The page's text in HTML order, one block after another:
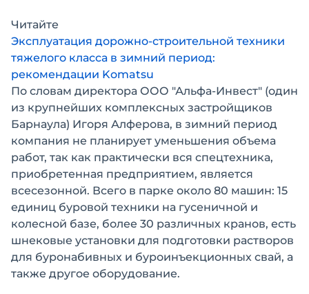
Читайте
Эксплуатация дорожно-строительной техники
тяжелого класса в зимний период:
рекомендации Komatsu
По словам директора ООО "Альфа-Инвест" (один
из крупнейших комплексных застройщиков
Барнаула) Игоря Алферова, в зимний период
компания не планирует уменьшения объема
работ, так как практически вся спецтехника,
приобретенная предприятием, является
всесезонной. Всего в парке около 80 машин: 15
единиц буровой техники на гусеничной и
колесной базе, более 30 различных кранов, есть
шнековые установки для подготовки растворов
для буронабивных и буроинъекционных свай, а
также другое оборудование.